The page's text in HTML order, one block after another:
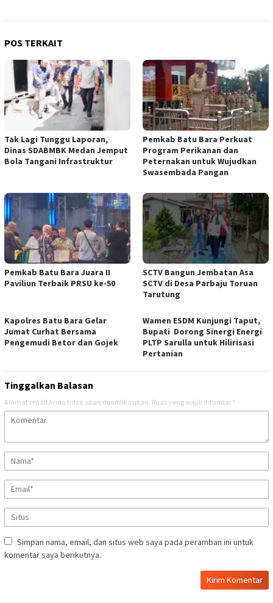
POS TERKAIT
Tak Lagi Tunggu Laporan,
Dinas SDABMBK Medan Jemput
Bola Tangani Infrastruktur
Pemkab Batu Bara Perkuat
Program Perikanan dan
Peternakan untuk Wujudkan
Swasembada Pangan
Pemkab Batu Bara Juara II
Paviliun Terbaik PRSU ke-50
SCTV Bangun Jembatan Asa
SCTV di Desa Parbaju Toruan
Tarutung
Kapolres Batu Bara Gelar
Jumat Curhat Bersama
Pengemudi Betor dan Gojek
Wamen ESDM Kunjungi Taput,
Bupati Dorong Sinergi Energi
PLTP Sarulla untuk Hilirisasi
Pertanian
Tinggalkan Balasan
Alamat email Anda tidak akan dipublikasikan. Ruas yang wajib ditandai *
Simpan nama, email, dan situs web saya pada peramban ini untuk
komentar saya berikutnya.